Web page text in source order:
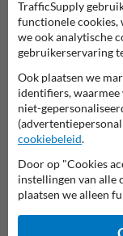
de mallen eenvoudig,
toepassingen.
Plaats de sjabloon
breng de blauwe verf
de sjabloon met het
laag.Geschikt voor
steeds strak en
Alternatief:
Op zoek naar een
TrafficSupply
functionele cookies,
we ook analytische
gebruikerservaring
Ook plaatsen we
identifiers,
niet-
cookiebeleid.
Door op "Cookies
instellingen van alle
plaatsen we alleen